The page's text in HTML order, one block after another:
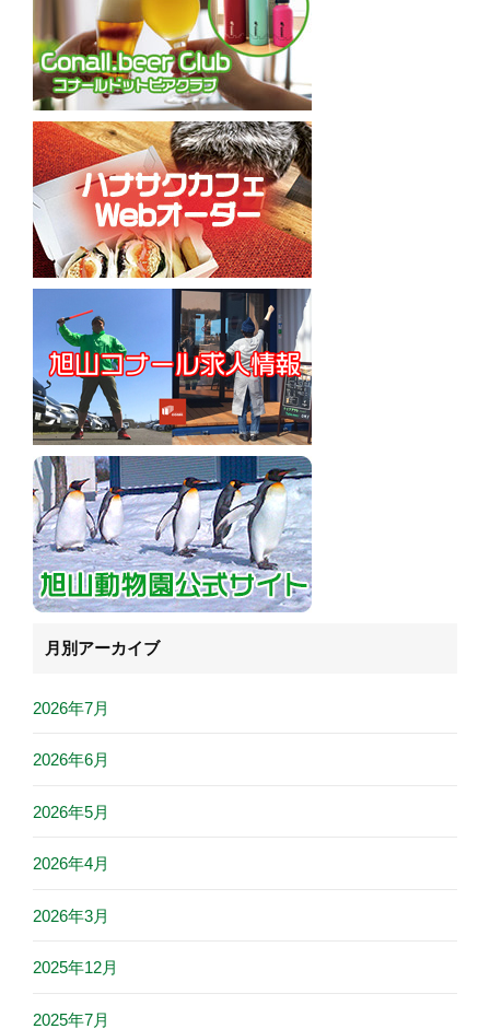
月別アーカイブ
2026年7月
2026年6月
2026年5月
2026年4月
2026年3月
2025年12月
2025年7月